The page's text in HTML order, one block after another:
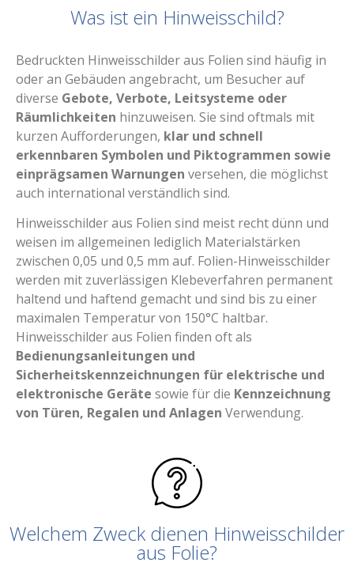
Was ist ein Hinweisschild?
Bedruckten Hinweisschilder aus Folien sind häufig in
oder an Gebäuden angebracht, um Besucher auf
diverse Gebote, Verbote, Leitsysteme oder
Räumlichkeiten hinzuweisen. Sie sind oftmals mit
kurzen Aufforderungen, klar und schnell
erkennbaren Symbolen und Piktogrammen sowie
einprägsamen Warnungen versehen, die möglichst
auch international verständlich sind.
Hinweisschilder aus Folien sind meist recht dünn und
weisen im allgemeinen lediglich Materialstärken
zwischen 0,05 und 0,5 mm auf. Folien-Hinweisschilder
werden mit zuverlässigen Klebeverfahren permanent
haltend und haftend gemacht und sind bis zu einer
maximalen Temperatur von 150°C haltbar.
Hinweisschilder aus Folien finden oft als
Bedienungsanleitungen und
Sicherheitskennzeichnungen für elektrische und
elektronische Geräte sowie für die Kennzeichnung
von Türen, Regalen und Anlagen Verwendung.
Welchem Zweck dienen Hinweisschilder
aus Folie?